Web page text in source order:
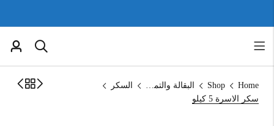
Home
Shop البقالة والتموين
السكر
سكر الاسرة 5 كيلو